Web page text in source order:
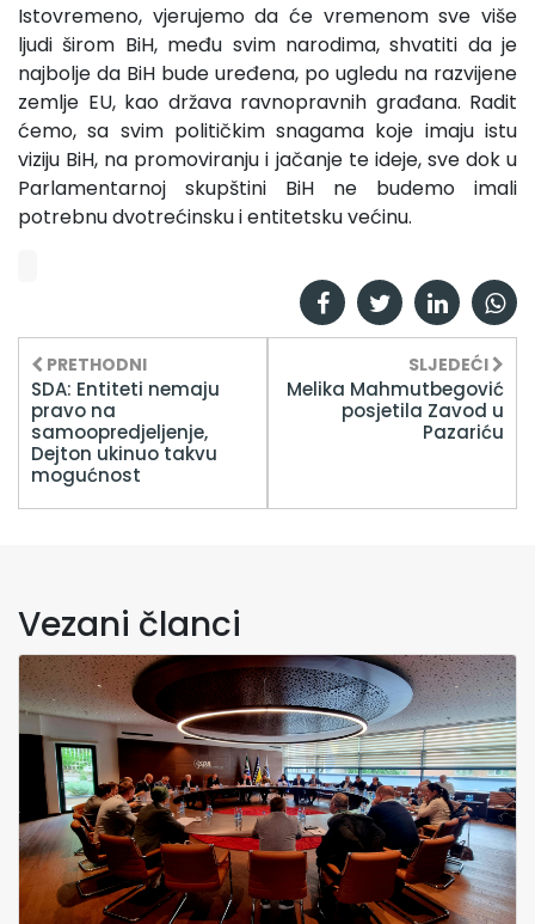
Istovremeno, vjerujemo da će vremenom sve više
ljudi širom BiH, među svim narodima, shvatiti da je
najbolje da BiH bude uređena, po ugledu na razvijene
zemlje EU, kao država ravnopravnih građana. Radit
ćemo, sa svim političkim snagama koje imaju istu
viziju BiH, na promoviranju i jačanje te ideje, sve dok u
Parlamentarnoj skupštini BiH ne budemo imali
potrebnu dvotrećinsku i entitetsku većinu.
PRETHODNI
SDA: Entiteti nemaju
pravo na
samoopredjeljenje,
Dejton ukinuo takvu
mogućnost
SLJEDEĆI
Melika Mahmutbegović
posjetila Zavod u
Pazariću
Vezani članci